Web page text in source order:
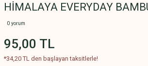
HİMALAYA EVERYDAY
0 yorum
95,00 TL
*34,20 TL den başlayan taksitlerle!